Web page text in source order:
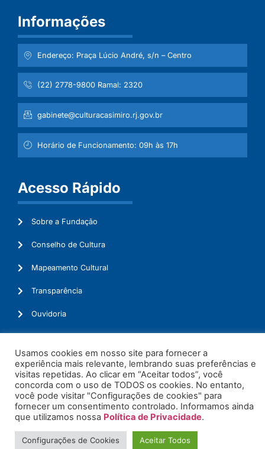
Informações
Endereço: Praça Lúcio André, s/n – Centro
(22) 2778-9800 Ramal: 2320
gabinete@culturacasimiro.rj.gov.br
Horário de Funcionamento: 09h às 17h
Acesso Rápido
Sobre a Fundação
Conselho de Cultura
Mapeamento Cultural
Transparência
Ouvidoria
© 2026. Todos os Direitos Reservados.
Usamos cookies em nosso site para fornecer a
experiência mais relevante, lembrando suas preferências e
visitas repetidas. Ao clicar em “Aceitar todos”, você
concorda com o uso de TODOS os cookies. No entanto,
você pode visitar "Configurações de cookies" para
fornecer um consentimento controlado. Informamos ainda
que utilizamos nossa Política de Privacidade.
Configurações de Cookies Aceitar Todos